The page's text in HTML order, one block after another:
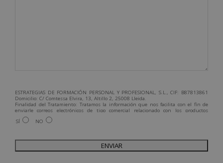
ESTRATEGIAS DE FORMACIÓN PERSONAL Y PROFESIONAL, S.L., CIF: B87813861
Domicilio: C/ Comtessa Elvira, 13, Altillo 2, 25008 Lleida.
Finalidad del Tratamiento: Tratamos la información que nos facilita con el fin de
enviarle correos electrónicos de tipo comercial relacionado con los productos
ofrecidos y otros tipo de productos que fueran de su interés.
Legitimación del tratamiento: Consentimiento del interesado.
Para más información consulte nuestra Política de Privacidad.
Desea recibir información comercial (vía telefónica y/o email):
SÍ NO